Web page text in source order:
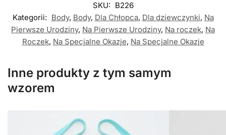
SKU: B226
Kategorii: Body, Body, Dla Chłopca, Dla dziewczynki, Na
Pierwsze Urodziny, Na Pierwsze Urodziny, Na roczek, Na
Roczek, Na Specjalne Okazje, Na Specjalne Okazje
Inne produkty z tym samym
wzorem